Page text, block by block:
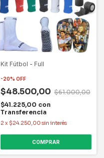
Kit Fútbol - Full
-20% OFF
$48.500,00 $61.000,00
$41.225,00 con
Transferencia
2 x $24.250,00 sin interés
COMPRAR